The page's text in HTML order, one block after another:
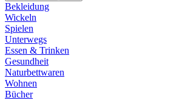
Bekleidung
Wickeln
Spielen
Unterwegs
Essen & Trinken
Gesundheit
Naturbettwaren
Wohnen
Bücher